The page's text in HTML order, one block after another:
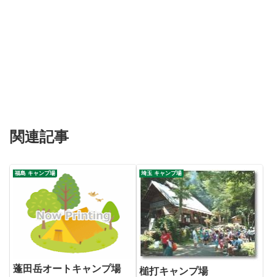
関連記事
福島 キャンプ場
蓬田岳オートキャンプ場
埼玉 キャンプ場
槌打キャンプ場